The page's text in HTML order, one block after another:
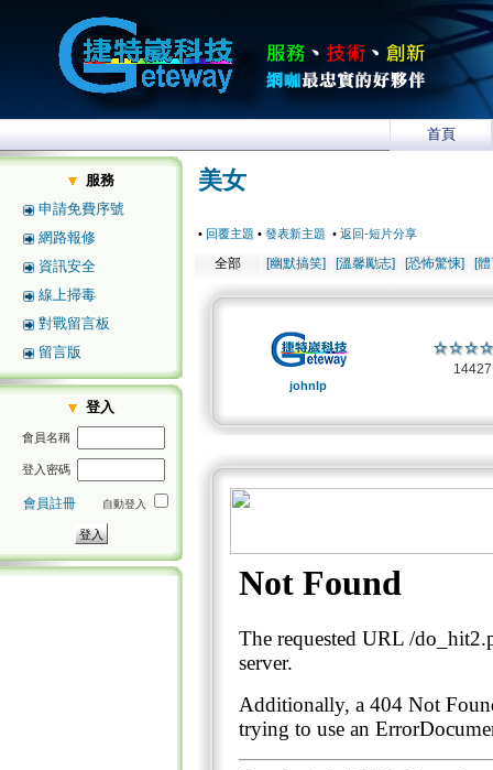
首頁
服務
申請免費序號
網路報修
資訊安全
線上掃毒
對戰留言板
留言版
登入
會員名稱
登入密碼
會員註冊 自動登入
美女
• 回覆主題 • 發表新主題 • 返回-短片分享
全部 [幽默搞笑] [溫馨勵志] [恐怖驚悚] [
johnlp